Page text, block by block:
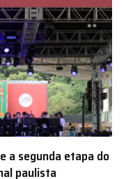
a segunda etapa do
paulista